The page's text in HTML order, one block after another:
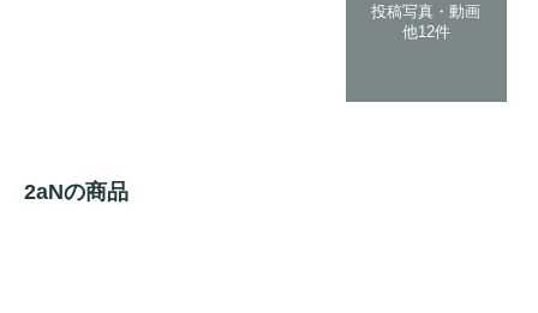
投稿写真・動画
他12件
2aNの商品